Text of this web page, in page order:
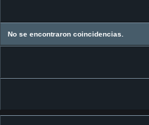
No se encontraron coincidencias.